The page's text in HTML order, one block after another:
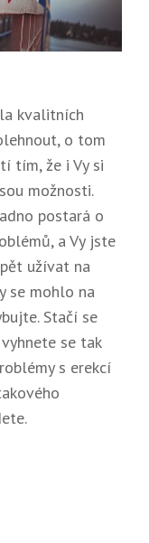
kvalitních
o tom
tím, že i Vy si
možnosti.
postará o
a Vy jste
užívat na
se mohlo na
Stačí se
se tak
s erekcí